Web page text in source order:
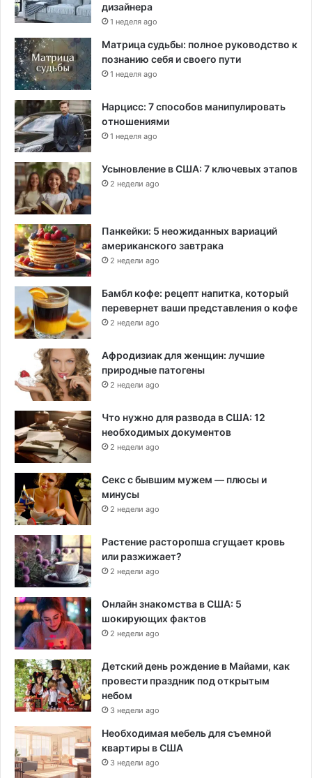
дизайнера
1 неделя ago
Матрица судьбы: полное руководство к
познанию себя и своего пути
1 неделя ago
Нарцисс: 7 способов манипулировать
отношениями
1 неделя ago
Усыновление в США: 7 ключевых этапов
2 недели ago
Панкейки: 5 неожиданных вариаций
американского завтрака
2 недели ago
Бамбл кофе: рецепт напитка, который
перевернет ваши представления о кофе
2 недели ago
Афродизиак для женщин: лучшие
природные патогены
2 недели ago
Что нужно для развода в США: 12
необходимых документов
2 недели ago
Секс с бывшим мужем — плюсы и
минусы
2 недели ago
Растение расторопша сгущает кровь
или разжижает?
2 недели ago
Онлайн знакомства в США: 5
шокирующих фактов
2 недели ago
Детский день рождение в Майами, как
провести праздник под открытым
небом
3 недели ago
Необходимая мебель для съемной
квартиры в США
3 недели ago